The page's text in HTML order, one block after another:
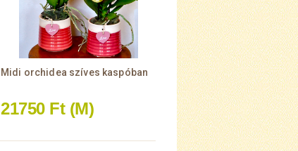
Midi orchidea szíves kaspóban
21750 Ft (M)